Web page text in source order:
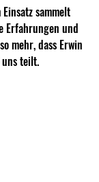
sammelt
Erfahrungen und
mehr, dass Erwin
teilt.